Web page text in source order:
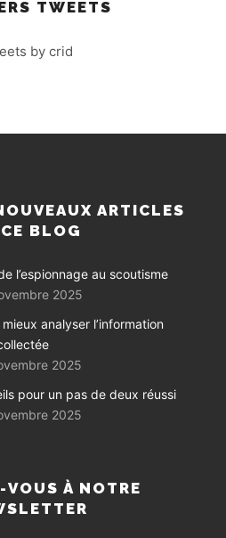
TWEETS
by crid
ARTICLES
BLOG
l’espionnage au scoutisme
2025
analyser l’information
2025
pour un pas de deux réussi
2025
À NOTRE